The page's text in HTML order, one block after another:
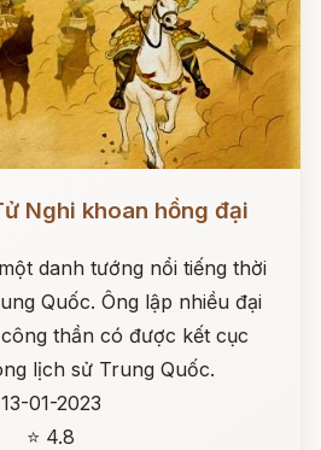
Nghi khoan hồng đại
danh tướng nổi tiếng thời
Quốc. Ông lập nhiều đại
thần có được kết cục
lịch sử Trung Quốc.
13-01-2023
⭐ 4.8